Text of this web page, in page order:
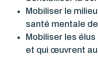
Mobiliser le
santé mentale
Mobiliser les
et qui œuvrent